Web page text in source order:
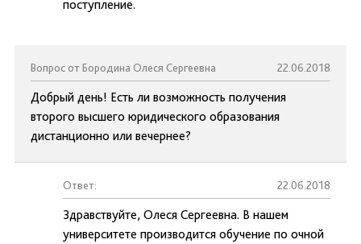
поступление.
Вопрос от Бородина Олеся Сергеевна 22.06.2018
Добрый день! Есть ли возможность получения
второго высшего юридического образования
дистанционно или вечернее?
Ответ: 22.06.2018
Здравствуйте, Олеся Сергеевна. В нашем
университете производится обучение по очной